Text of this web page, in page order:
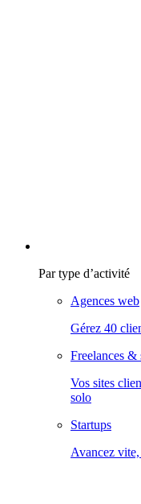
Par type d’activité
Agences web
Gérez 40
Freelances &
Vos sites
solo
Startups
Avancez